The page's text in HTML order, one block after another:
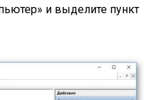
и выделите пункт